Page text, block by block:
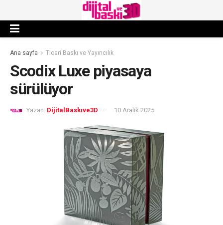
Ana sayfa Ticari Baskı ve Yayıncılık
Scodix Luxe piyasaya
sürülüyor
Yazan: DijitalBaskıve3D 10 Aralık 2025